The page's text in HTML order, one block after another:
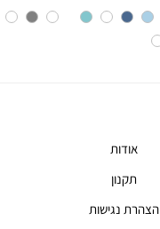
אודות
תקנון
הצהרת נגישות